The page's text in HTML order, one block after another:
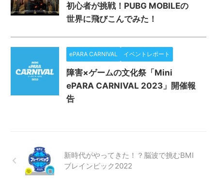
初心者が挑戦！PUBG MOBILEの
世界に飛びこんでみた！
ePARA CARNIVAL イベントレポート
障害×ゲームの文化祭「Mini
ePARA CARNIVAL 2023」開催報
告
新時代がやってきた！？脳波で挑むBMI
ブレインピック2022